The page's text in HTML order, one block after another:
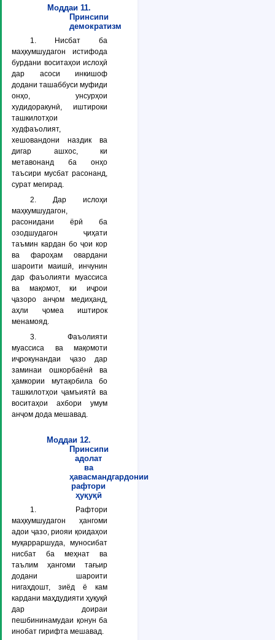
Моддаи 11.
Принсипи
демократизм
1. Нисбат ба
маҳкумшудагон истифода
бурдани воситаҳои ислоҳӣ
дар асоси инкишоф
додани ташаббуси муфиди
онҳо, унсурҳои
худидоракунӣ, иштироки
ташкилотҳои
худфаъолият,
хешовандони наздик ва
дигар ашхос, ки
метавонанд ба онҳо
таъсири мусбат расонанд,
сурат мегирад.
2. Дар ислоҳи
маҳкумшудагон,
расонидани ёрӣ ба
озодшудагон ҷиҳати
таъмин кардан бо ҷои кор
ва фароҳам овардани
шароити маишӣ, инчунин
дар фаъолияти муассиса
ва мақомот, ки иҷрои
ҷазоро анҷом медиҳанд,
аҳли ҷомеа иштирок
менамояд.
3. Фаъолияти
муассиса ва мақомоти
иҷрокунандаи ҷазо дар
заминаи ошкорбаёнӣ ва
ҳамкории мутақобила бо
ташкилотҳои ҷамъиятӣ ва
воситаҳои ахбори умум
анҷом дода мешавад.
Моддаи 12.
Принсипи
адолат
ва
ҳавасмандгардонии
рафтори
ҳуқуқӣ
1. Рафтори
маҳкумшудагон ҳангоми
адои ҷазо, риояи қоидаҳои
муқарраршуда, муносибат
нисбат ба меҳнат ва
таълим ҳангоми тағьир
додани шароити
нигаҳдошт, зиёд ё кам
кардани маҳдудияти ҳуқуқӣ
дар доираи
пешбининамудаи қонун ба
инобат гирифта мешавад.